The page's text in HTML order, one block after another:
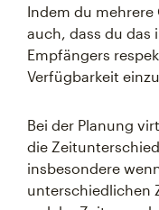
Indem du
auch, dass du das
Empfängers
Verfügbarkeit
Bei der Planung
die
insbesondere
unterschiedlichen